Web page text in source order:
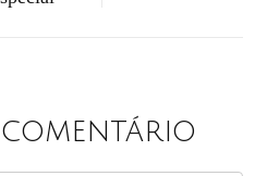
comentário